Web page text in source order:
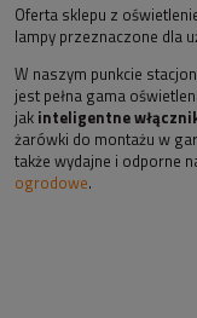
Oferta sklepu z
lampy przeznaczone dla
W naszym punkcie
jest pełna gama
jak inteligentne
żarówki do montażu w
także wydajne i odporne
ogrodowe.